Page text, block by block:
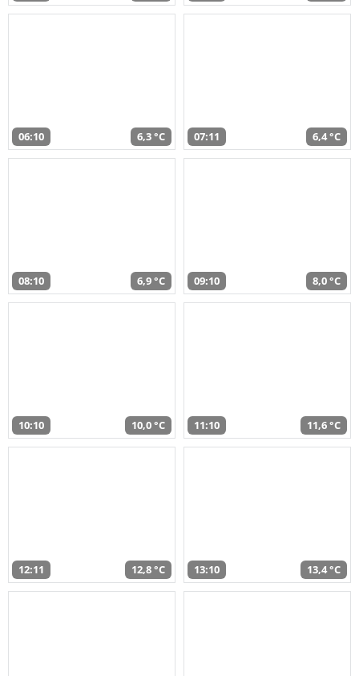
06:10 6,3 °C 07:11 6,4 °C
08:10 6,9 °C 09:10 8,0 °C
10:10 10,0 °C 11:10 11,6 °C
12:11 12,8 °C 13:10 13,4 °C